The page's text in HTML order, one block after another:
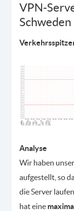
VPN-
Schweden
Analyse
Wir haben
aufgestellt, so
die Server
hat eine